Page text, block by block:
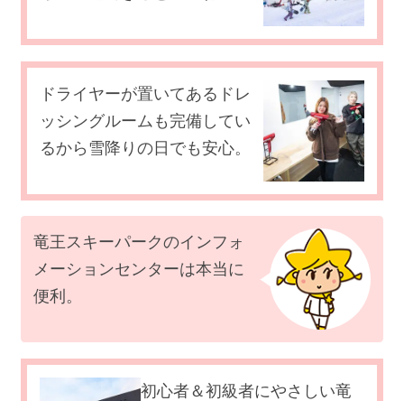
ドライヤーが置いてあるドレ
ッシングルームも完備してい
るから雪降りの日でも安心。
竜王スキーパークのインフォ
メーションセンターは本当に
便利。
初心者＆初級者にやさしい竜